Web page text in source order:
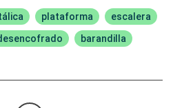
plataforma
escalera
barandilla